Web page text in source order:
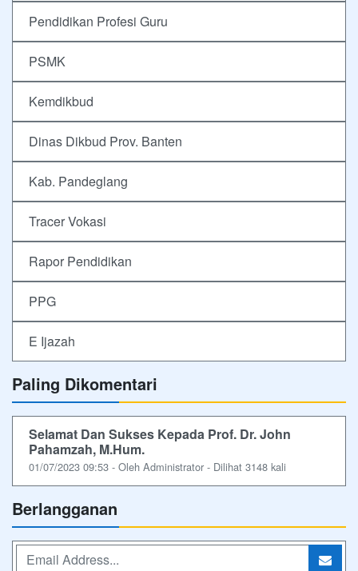
Pendidikan Profesi Guru
PSMK
Kemdikbud
Dinas Dikbud Prov. Banten
Kab. Pandeglang
Tracer Vokasi
Rapor Pendidikan
PPG
E Ijazah
Paling Dikomentari
Selamat Dan Sukses Kepada Prof. Dr. John
Pahamzah, M.Hum.
01/07/2023 09:53 - Oleh Administrator - Dilihat 3148 kali
Berlangganan